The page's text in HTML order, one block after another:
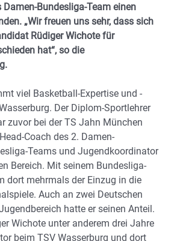
Bundesliga-Team einen
„Wir freuen uns sehr, dass sich
Rüdiger Wichote für
hat“, so die
viel Basketball-Expertise und -
Der Diplom-Sportlehrer
zuvor bei der TS Jahn München
Coach des 2. Damen-
Teams und Jugendkoordinator
Bereich. Mit seinem Bundesliga-
dort mehrmals der Einzug in die
Auch an zwei Deutschen
hatte er seinen Anteil.
Wichote unter anderem drei Jahre
beim TSV Wasserburg und dort